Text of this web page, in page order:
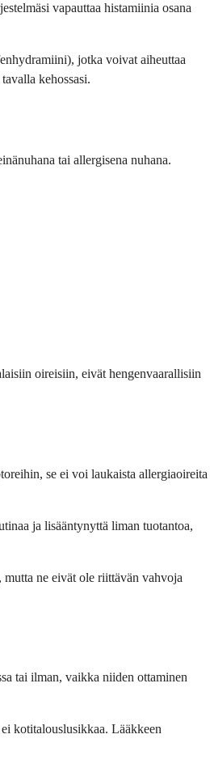
vapauttaa histamiinia osana
jotka voivat aiheuttaa
kehossasi.
tai allergisena nuhana.
oireisiin, eivät hengenvaarallisiin
se ei voi laukaista allergiaoireita
ja lisääntynyttä liman tuotantoa,
ne eivät ole riittävän vahvoja
tai ilman, vaikka niiden ottaminen
kotitalouslusikkaa. Lääkkeen